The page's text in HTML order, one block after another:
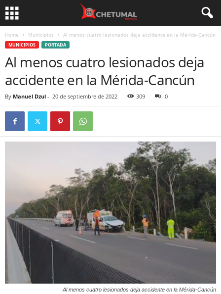
Home Municipios Al menos cuatro lesionados deja accidente en la Mérida-Cancún
MUNICIPIOS PORTADA
Al menos cuatro lesionados deja
accidente en la Mérida-Cancún
By Manuel Dzul - 20 de septiembre de 2022 309 0
Al menos cuatro lesionados deja accidente en la Mérida-Cancún